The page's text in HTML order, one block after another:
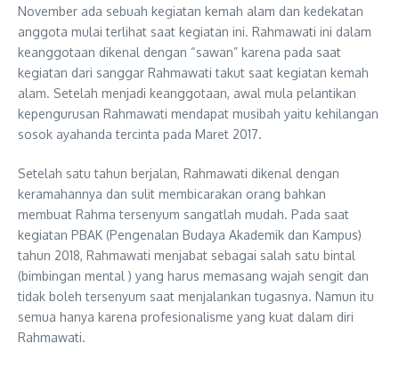
November ada sebuah kegiatan kemah alam dan kedekatan
anggota mulai terlihat saat kegiatan ini. Rahmawati ini dalam
keanggotaan dikenal dengan “sawan” karena pada saat
kegiatan dari sanggar Rahmawati takut saat kegiatan kemah
alam. Setelah menjadi keanggotaan, awal mula pelantikan
kepengurusan Rahmawati mendapat musibah yaitu kehilangan
sosok ayahanda tercinta pada Maret 2017.
Setelah satu tahun berjalan, Rahmawati dikenal dengan
keramahannya dan sulit membicarakan orang bahkan
membuat Rahma tersenyum sangatlah mudah. Pada saat
kegiatan PBAK (Pengenalan Budaya Akademik dan Kampus)
tahun 2018, Rahmawati menjabat sebagai salah satu bintal
(bimbingan mental ) yang harus memasang wajah sengit dan
tidak boleh tersenyum saat menjalankan tugasnya. Namun itu
semua hanya karena profesionalisme yang kuat dalam diri
Rahmawati.